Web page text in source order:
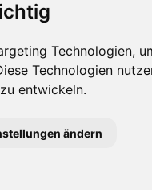
Technologien,
Technologien
entwickeln.
ändern